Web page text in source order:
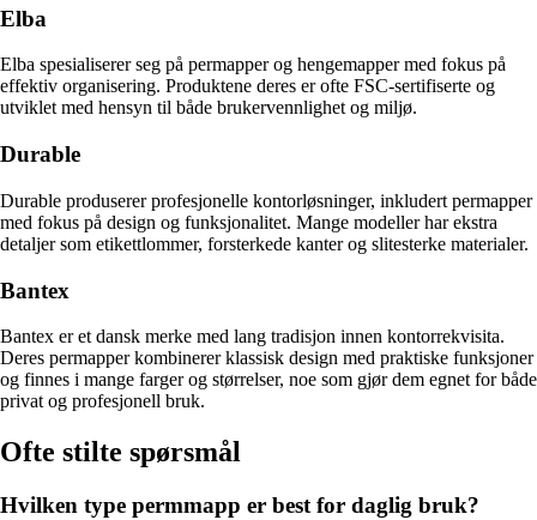
Elba
Elba spesialiserer seg på permapper og hengemapper med fokus på
effektiv organisering. Produktene deres er ofte FSC-sertifiserte og
utviklet med hensyn til både brukervennlighet og miljø.
Durable
Durable produserer profesjonelle kontorløsninger, inkludert permapper
med fokus på design og funksjonalitet. Mange modeller har ekstra
detaljer som etikettlommer, forsterkede kanter og slitesterke materialer.
Bantex
Bantex er et dansk merke med lang tradisjon innen kontorrekvisita.
Deres permapper kombinerer klassisk design med praktiske funksjoner
og finnes i mange farger og størrelser, noe som gjør dem egnet for både
privat og profesjonell bruk.
Ofte stilte spørsmål
Hvilken type permmapp er best for daglig bruk?